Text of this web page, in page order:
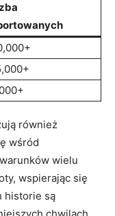
również
wśród
wielu
wspierając się
historie są